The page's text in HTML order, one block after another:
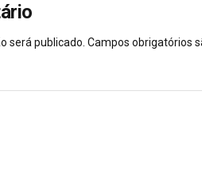
será publicado. Campos obrigatórios